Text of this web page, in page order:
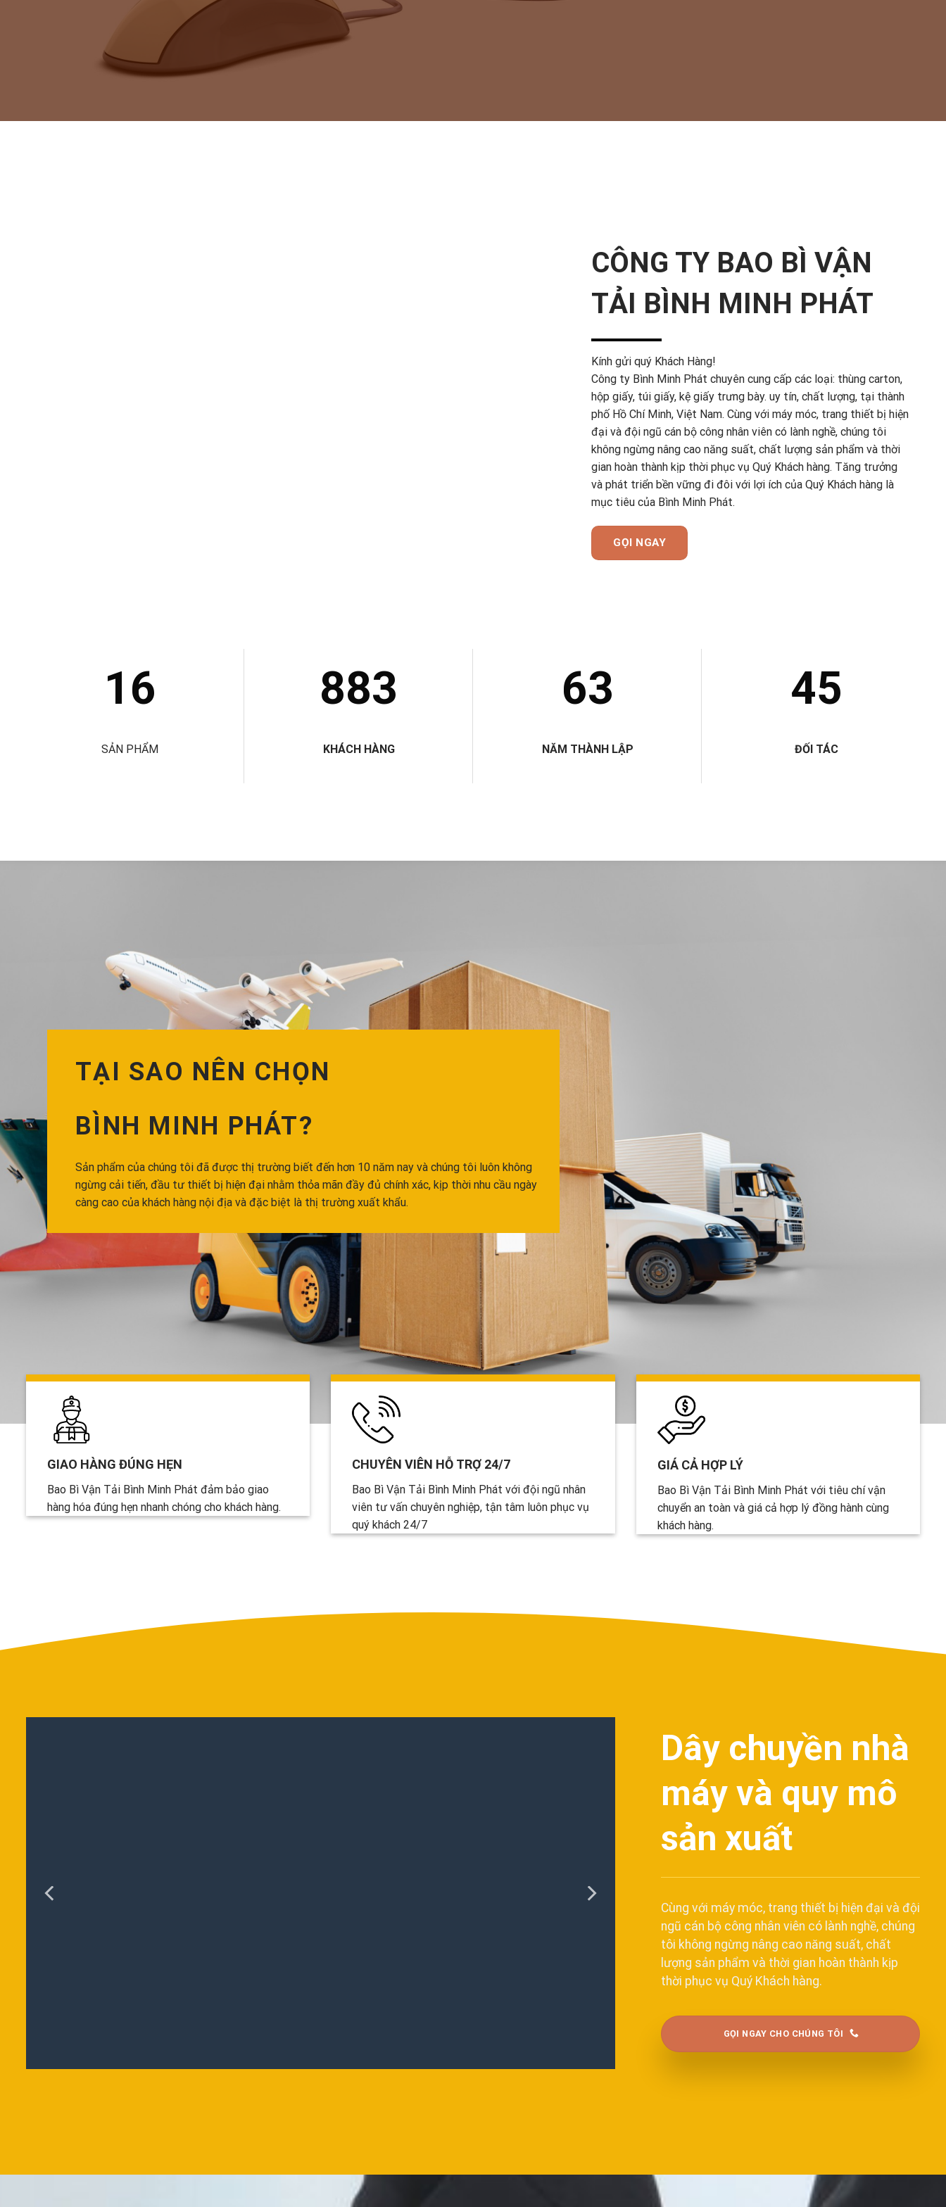
CÔNG TY BAO BÌ VẬN
TẢI BÌNH MINH PHÁT
Kính gửi quý Khách Hàng!
Công ty Bình Minh Phát chuyên cung cấp các loại: thùng carton,
hộp giấy, túi giấy, kệ giấy trưng bày. uy tín, chất lượng, tại thành
phố Hồ Chí Minh, Việt Nam. Cùng với máy móc, trang thiết bị hiện
đại và đội ngũ cán bộ công nhân viên có lành nghề, chúng tôi
không ngừng nâng cao năng suất, chất lượng sản phẩm và thời
gian hoàn thành kịp thời phục vụ Quý Khách hàng. Tăng trưởng
và phát triển bền vững đi đôi với lợi ích của Quý Khách hàng là
mục tiêu của Bình Minh Phát.
GỌI NGAY
16
SẢN PHẨM
890
KHÁCH HÀNG
64
NĂM THÀNH LẬP
45
ĐỐI TÁC
TẠI SAO NÊN CHỌN
BÌNH MINH PHÁT?
Sản phẩm của chúng tôi đã được thị trường biết đến hơn 10 năm nay và chúng tôi luôn không
ngừng cải tiến, đầu tư thiết bị hiện đại nhằm thỏa mãn đầy đủ chính xác, kịp thời nhu cầu ngày
càng cao của khách hàng nội địa và đặc biệt là thị trường xuất khẩu.
GIAO HÀNG ĐÚNG HẸN
Bao Bì Vận Tải Bình Minh Phát đảm bảo giao
hàng hóa đúng hẹn nhanh chóng cho khách hàng.
CHUYÊN VIÊN HỖ TRỢ 24/7
Bao Bì Vận Tải Bình Minh Phát với đội ngũ nhân
viên tư vấn chuyên nghiệp, tận tâm luôn phục vụ
quý khách 24/7
GIÁ CẢ HỢP LÝ
Bao Bì Vận Tải Bình Minh Phát với tiêu chí vận
chuyển an toàn và giá cả hợp lý đồng hành cùng
khách hàng.
Dây chuyền nhà
máy và quy mô
sản xuất
Cùng với máy móc, trang thiết bị hiện đại và đội
ngũ cán bộ công nhân viên có lành nghề, chúng
tôi không ngừng nâng cao năng suất, chất
lượng sản phẩm và thời gian hoàn thành kịp
thời phục vụ Quý Khách hàng.
GỌI NGAY CHO CHÚNG TÔI